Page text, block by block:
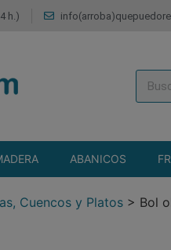
h.)
ABANICOS
Cuencos y Platos > Bol